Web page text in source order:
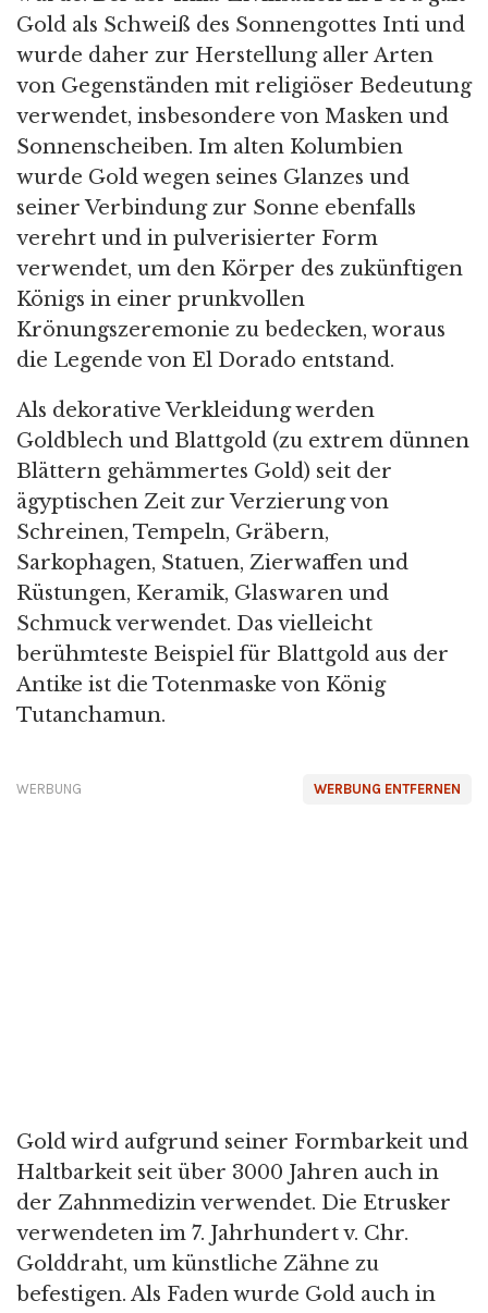
Gold als Schweiß des Sonnengottes Inti und
wurde daher zur Herstellung aller Arten
von Gegenständen mit religiöser Bedeutung
verwendet, insbesondere von Masken und
Sonnenscheiben. Im alten Kolumbien
wurde Gold wegen seines Glanzes und
seiner Verbindung zur Sonne ebenfalls
verehrt und in pulverisierter Form
verwendet, um den Körper des zukünftigen
Königs in einer prunkvollen
Krönungszeremonie zu bedecken, woraus
die Legende von El Dorado entstand.
Als dekorative Verkleidung werden
Goldblech und Blattgold (zu extrem dünnen
Blättern gehämmertes Gold) seit der
ägyptischen Zeit zur Verzierung von
Schreinen, Tempeln, Gräbern,
Sarkophagen, Statuen, Zierwaffen und
Rüstungen, Keramik, Glaswaren und
Schmuck verwendet. Das vielleicht
berühmteste Beispiel für Blattgold aus der
Antike ist die Totenmaske von König
Tutanchamun.
WERBUNG ENTFERNEN
WERBUNG
Gold wird aufgrund seiner Formbarkeit und
Haltbarkeit seit über 3000 Jahren auch in
der Zahnmedizin verwendet. Die Etrusker
verwendeten im 7. Jahrhundert v. Chr.
Golddraht, um künstliche Zähne zu
befestigen. Als Faden wurde Gold auch in